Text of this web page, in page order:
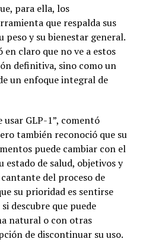
para ella, los
que respalda sus
peso y su bienestar general.
claro que no ve a estos
definitiva, sino como un
un enfoque integral de
usar GLP-1”, comentó
también reconoció que su
puede cambiar con el
estado de salud, objetivos y
del proceso de
su prioridad es sentirse
descubre que puede
natural o con otras
de discontinuar su uso.